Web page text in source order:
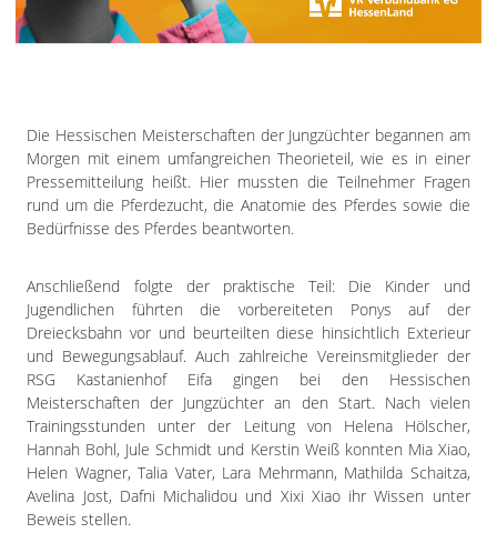
Impressum
Die Hessischen Meisterschaften der Jungzüchter begannen am
Morgen mit einem umfangreichen Theorieteil, wie es in einer
Pressemitteilung heißt. Hier mussten die Teilnehmer Fragen
rund um die Pferdezucht, die Anatomie des Pferdes sowie die
Bedürfnisse des Pferdes beantworten.
Anschließend folgte der praktische Teil: Die Kinder und
Jugendlichen führten die vorbereiteten Ponys auf der
Dreiecksbahn vor und beurteilten diese hinsichtlich Exterieur
und Bewegungsablauf. Auch zahlreiche Vereinsmitglieder der
RSG Kastanienhof Eifa gingen bei den Hessischen
Meisterschaften der Jungzüchter an den Start. Nach vielen
Trainingsstunden unter der Leitung von Helena Hölscher,
Hannah Bohl, Jule Schmidt und Kerstin Weiß konnten Mia Xiao,
Helen Wagner, Talia Vater, Lara Mehrmann, Mathilda Schaitza,
Avelina Jost, Dafni Michalidou und Xixi Xiao ihr Wissen unter
Beweis stellen.